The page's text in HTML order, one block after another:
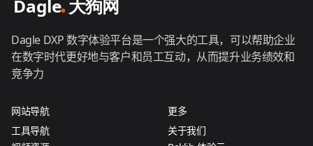
Dagle DXP 数字体验平台是一个强大的工具，可以帮助企业
在数字时代更好地与客户和员工互动，从而提升业务绩效和
竞争力
网站导航
工具导航
更多
关于我们